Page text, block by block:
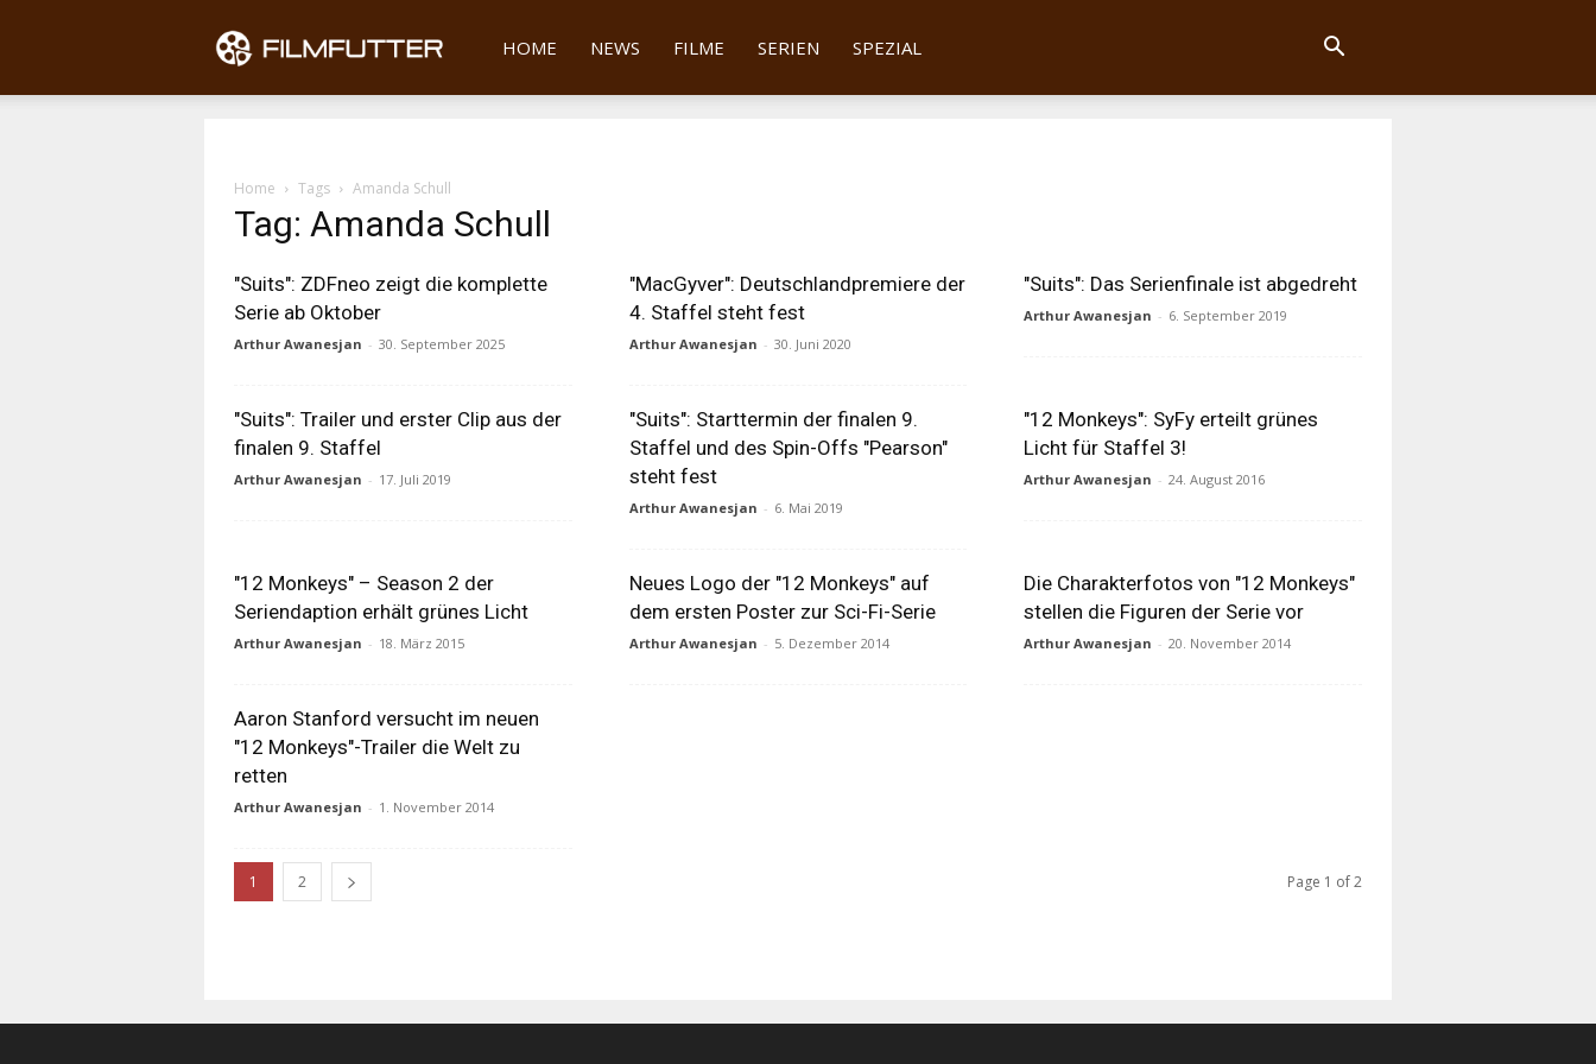
Filmfutter
HOME NEWS FILME SERIEN SPEZIAL
Home Tags Amanda Schull
Tag: Amanda Schull
"Suits": ZDFneo zeigt die komplette
Serie ab Oktober
Arthur Awanesjan - 30. September 2025
"MacGyver": Deutschlandpremiere der
4. Staffel steht fest
Arthur Awanesjan - 30. Juni 2020
"Suits": Das Serienfinale ist abgedreht
Arthur Awanesjan - 6. September 2019
"Suits": Trailer und erster Clip aus der
finalen 9. Staffel
Arthur Awanesjan - 17. Juli 2019
"Suits": Starttermin der finalen 9.
Staffel und des Spin-Offs "Pearson"
steht fest
Arthur Awanesjan - 6. Mai 2019
"12 Monkeys": SyFy erteilt grünes
Licht für Staffel 3!
Arthur Awanesjan - 24. August 2016
"12 Monkeys" – Season 2 der
Seriendaption erhält grünes Licht
Arthur Awanesjan - 18. März 2015
Neues Logo der "12 Monkeys" auf
dem ersten Poster zur Sci-Fi-Serie
Arthur Awanesjan - 5. Dezember 2014
Die Charakterfotos von "12 Monkeys"
stellen die Figuren der Serie vor
Arthur Awanesjan - 20. November 2014
Aaron Stanford versucht im neuen
"12 Monkeys"-Trailer die Welt zu
retten
Arthur Awanesjan - 1. November 2014
1 2 Page 1 of 2